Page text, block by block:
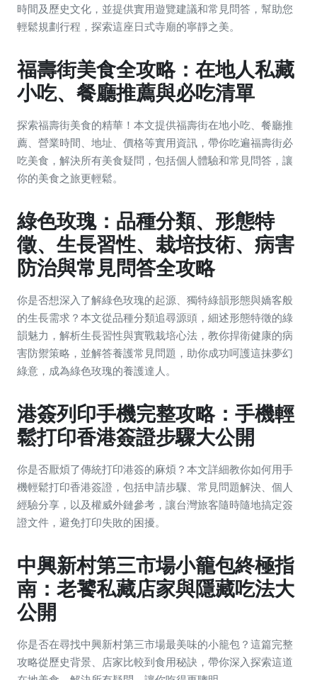
時間及歷史文化，並提供實用遊覽建議和常見問答，幫助您
輕鬆規劃行程，探索這座日式寺廟的寧靜之美。
福壽街美食全攻略：在地人私藏
小吃、餐廳推薦與必吃清單
探索福壽街美食的精華！本文提供福壽街在地小吃、餐廳推
薦、營業時間、地址、價格等實用資訊，帶你吃遍福壽街必
吃美食，解決所有美食疑問，包括個人體驗和常見問答，讓
你的美食之旅更輕鬆。
綠色玫瑰：品種分類、形態特
徵、生長習性、栽培技術、病害
防治與常見問答全攻略
你是否想深入了解綠色玫瑰的起源、獨特綠韻形態與嬌客般
的生長需求？本文從品種分類追尋源頭，細述形態特徵的綠
韻魅力，解析生長習性與實戰栽培心法，教你捍衛健康的病
害防禦策略，並解答養護常見問題，助你成功呵護這抹夢幻
綠意，成為綠色玫瑰的養護達人。
港簽列印手機完整攻略：手機輕
鬆打印香港簽證步驟大公開
你是否厭煩了傳統打印港簽的麻煩？本文詳細教你如何用手
機輕鬆打印香港簽證，包括申請步驟、常見問題解決、個人
經驗分享，以及權威外鏈參考，讓台灣旅客隨時隨地搞定簽
證文件，避免打印失敗的困擾。
中興新村第三市場小籠包終極指
南：老饕私藏店家與隱藏吃法大
公開
你是否在尋找中興新村第三市場最美味的小籠包？這篇完整
攻略從歷史背景、店家比較到食用秘訣，帶你深入探索這道